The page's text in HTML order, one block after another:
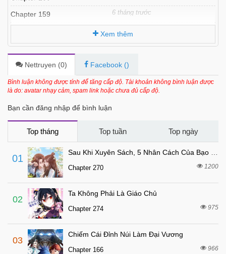
Chapter 159 6 tháng trước
Chapter 157 6 tháng trước
Chapter 156 6 tháng trước
Chapter 155 6 tháng trước
6 tháng trước
Chapter 153
Chapter 152 6 tháng trước
Chapter 151
Chapter 150
Chapter 149
Chapter 148 6 tháng trước
Chapter 147
Chapter 146
Chapter 145
Xem thêm
Nettruyen (0) Facebook ()
Bình luận không được tính để tăng cấp độ. Tài khoản không bình luận được
là do: avatar nhạy cảm, spam link hoặc chưa đủ cấp độ.
Bạn cần đăng nhập để bình luận
Top tháng Top tuần Top ngày
01
Chapter 270 1200
02
Ta Không Phải Là Giáo Chủ
Chapter 274 975
03
Chiếm Cái Đỉnh Núi Làm Đại Vương
Chapter 166 966